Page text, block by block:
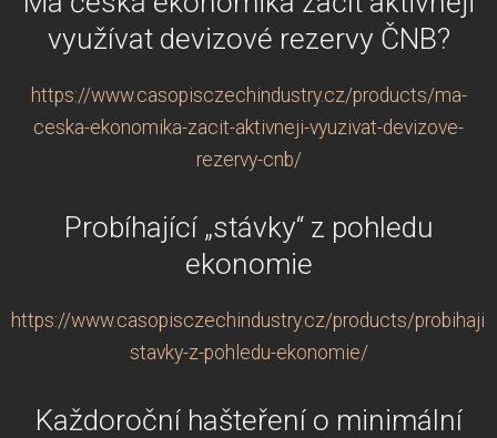
využívat devizové rezervy ČNB?
https://www.casopisczechindustry.cz/products/ma-
ceska-ekonomika-zacit-aktivneji-vyuzivat-devizove-
rezervy-cnb/
Probíhající „stávky“ z pohledu
ekonomie
https://www.casopisczechindustry.cz/products/
stavky-z-pohledu-ekonomie/
Každoroční hašteření o minimální